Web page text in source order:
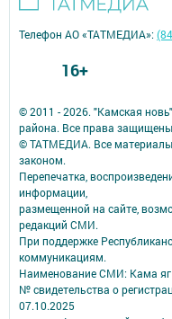
© 2011 - 2026. "Камская
района. Все права
© ТАТМЕДИА. Все
законом.
Перепечатка,
информации,
размещенной на сайте,
редакций СМИ.
При поддержке
коммуникациям.
Наименование СМИ: Кама
№ свидетельства о
07.10.2025
Телефон АО «ТАТМЕДИА»:
16+